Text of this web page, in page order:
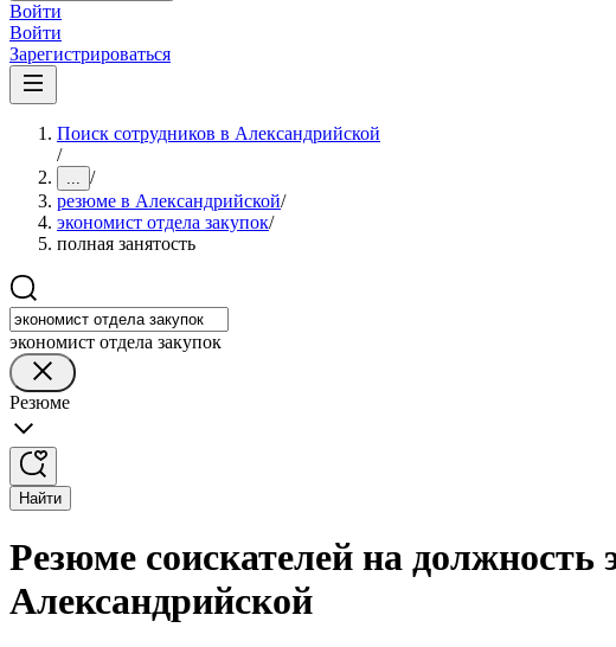
Войти
Войти
Зарегистрироваться
Поиск сотрудников в Александрийской
/
... /
резюме в Александрийской/
экономист отдела закупок/
полная занятость
экономист отдела закупок
Резюме
Найти
Резюме соискателей на должность
Александрийской